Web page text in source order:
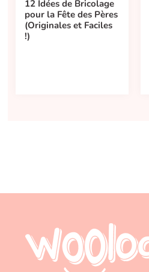
12 Idées de Bricolage
pour la Fête des Pères
(Originales et Faciles
!)